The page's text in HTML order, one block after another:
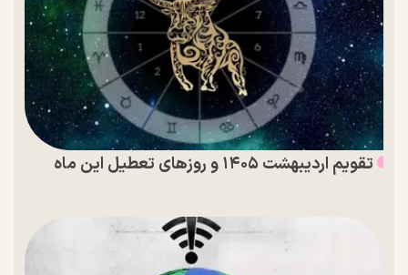
تقویم اردیبهشت ۱۴۰۵ و روز‌های تعطیل این ماه